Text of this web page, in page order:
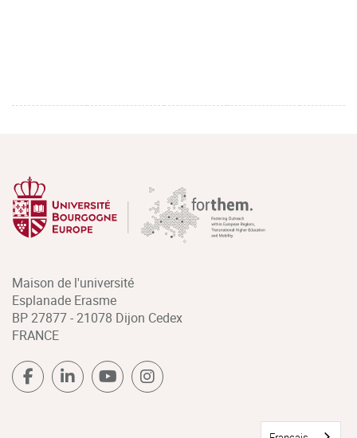
Maison de l'université
Esplanade Erasme
BP 27877 - 21078 Dijon Cedex
FRANCE